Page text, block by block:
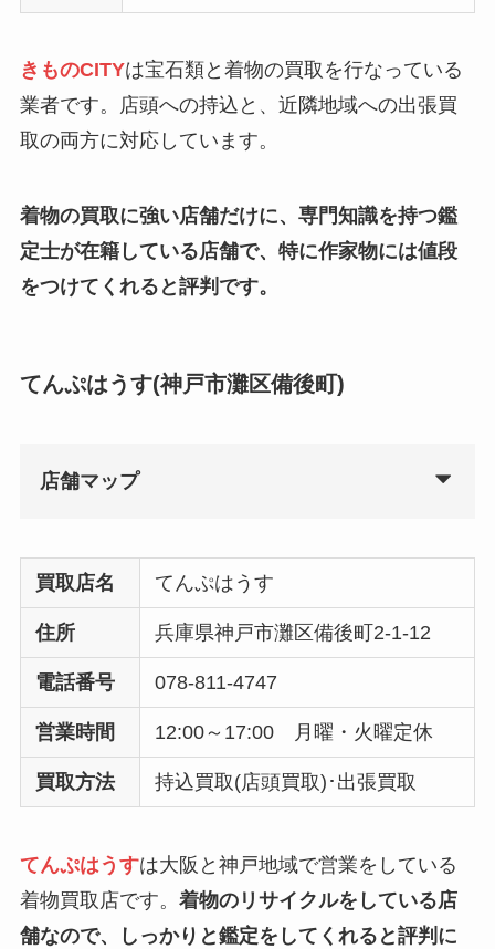
きものCITYは宝石類と着物の買取を行なっている
業者です。店頭への持込と、近隣地域への出張買
取の両方に対応しています。
着物の買取に強い店舗だけに、専門知識を持つ鑑
定士が在籍している店舗で、特に作家物には値段
をつけてくれると評判です。
てんぷはうす(神戸市灘区備後町)
店舗マップ
買取店名 てんぷはうす
住所 兵庫県神戸市灘区備後町2-1-12
電話番号 078-811-4747
営業時間 12:00～17:00 月曜・火曜定休
買取方法 持込買取(店頭買取)･出張買取
てんぷはうすは大阪と神戸地域で営業をしている
着物買取店です。 着物のリサイクルをしている店
舗なので、しっかりと鑑定をしてくれると評判に